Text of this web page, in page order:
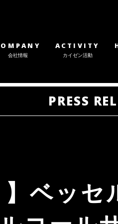
会社情報
ACTIVITY
カイゼン活動
PRESS
】ベッ